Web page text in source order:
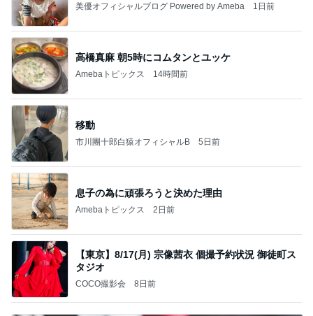
美優オフィシャルブログ Powered by Ameba 1日前
高橋真麻 朝5時にコムタンとユッケ
Amebaトピックス 14時間前
移動
市川團十郎白猿オフィシャルB 5日前
息子の為に頑張ろうと決めた理由
Amebaトピックス 2日前
【東京】8/17(月) 宗像茜衣 個撮予約状況 御徒町ス
タジオ
COCO撮影会 8日前